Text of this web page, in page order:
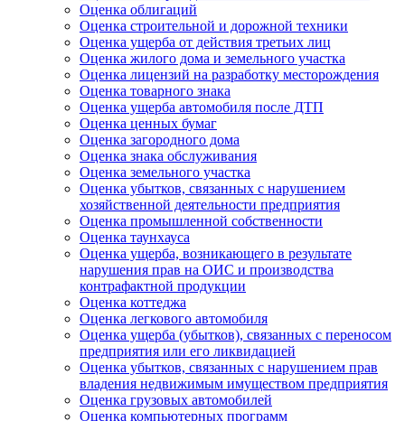
Оценка облигаций
Оценка строительной и дорожной техники
Оценка ущерба от действия третьих лиц
Оценка жилого дома и земельного участка
Оценка лицензий на разработку месторождения
Оценка товарного знака
Оценка ущерба автомобиля после ДТП
Оценка ценных бумаг
Оценка загородного дома
Оценка знака обслуживания
Оценка земельного участка
Оценка убытков, связанных с нарушением
хозяйственной деятельности предприятия
Оценка промышленной собственности
Оценка таунхауса
Оценка ущерба, возникающего в результате
нарушения прав на ОИС и производства
контрафактной продукции
Оценка коттеджа
Оценка легкового автомобиля
Оценка ущерба (убытков), связанных с переносом
предприятия или его ликвидацией
Оценка убытков, связанных с нарушением прав
владения недвижимым имуществом предприятия
Оценка грузовых автомобилей
Оценка компьютерных программ